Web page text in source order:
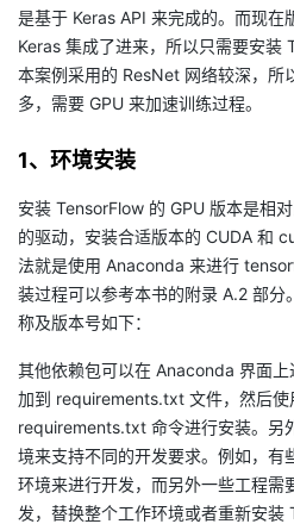
博
客
的
论
我
的
我
播
活
动
的
关
堂
我
程
认
证
的
实
验
我
的
收
我
的
支
持
我
声
建
是基于 Keras API 来完成的。而现在
Keras 集成了进来，所以只需要安装
本案例采用的 ResNet 网络较深，所
多，需要 GPU 来加速训练过程。
1、环境安装
安装 TensorFlow 的 GPU 版本是相
的驱动，安装合适版本的 CUDA 和
法就是使用 Anaconda 来进行
装过程可以参考本书的附录 A.2 部分
称及版本号如下：
其他依赖包可以在 Anaconda 界面
加到 requirements.txt 文件，然后
requirements.txt 命令进行安装。另
境来支持不同的开发要求。例如，有
环境来进行开发，而另外一些工程需
发，替换整个工作环境或者重新安装